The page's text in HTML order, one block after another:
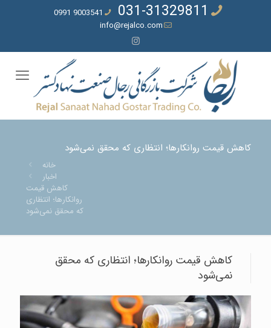
031-31329811
9003541 0991
info@rejalco.com
کاهش قیمت روانکارها؛ انتظاری که محقق نمی‌شود
خانه
اخبار
کاهش قیمت
روانکارها؛ انتظاری
که محقق نمی‌شود
کاهش قیمت روانکارها؛ انتظاری که محقق
نمی‌شود